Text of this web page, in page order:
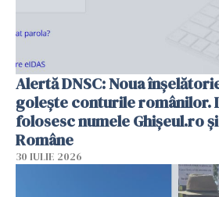
Alertă DNSC: Noua
golește conturile
folosesc numele Ghișeul.ro
Române
30 IULIE 2026